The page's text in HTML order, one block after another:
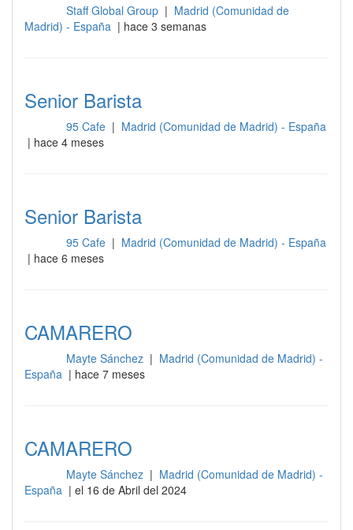
Staff Global Group | Madrid (Comunidad de
Madrid) - España | hace 3 semanas
Senior Barista
95 Cafe | Madrid (Comunidad de Madrid) - España
| hace 4 meses
Senior Barista
95 Cafe | Madrid (Comunidad de Madrid) - España
| hace 6 meses
CAMARERO
Mayte Sánchez | Madrid (Comunidad de Madrid) -
España | hace 7 meses
CAMARERO
Mayte Sánchez | Madrid (Comunidad de Madrid) -
España | el 16 de Abril del 2024